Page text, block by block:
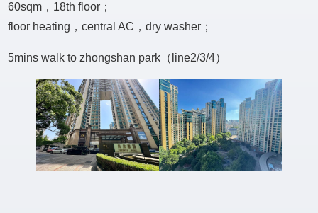
60sqm，18th floor；
floor heating，central AC，dry washer；
5mins walk to zhongshan park（line2/3/4）